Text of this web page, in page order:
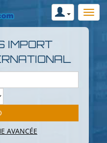
IMPORT
AVANCÉE